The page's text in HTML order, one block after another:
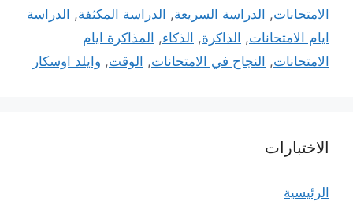
الامتحانات, الدراسة السريعة, الدراسة المكثفة, الدراسة
ايام الامتحانات, الذاكرة, الذكاء, المذاكرة ايام
الامتحانات, النجاح في الامتحانات, الوقت, وايلد اوسكار
الاختبارات
الرئيسية